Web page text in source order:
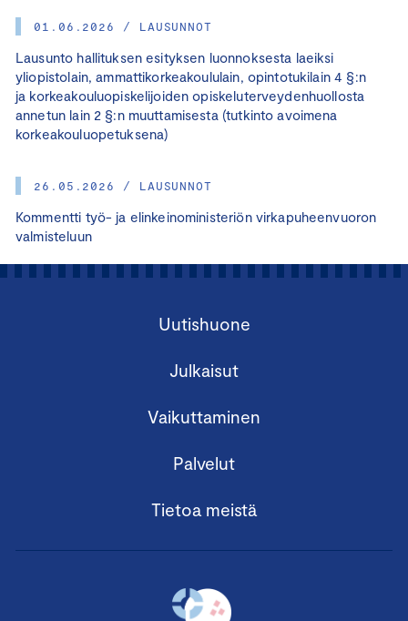
01.06.2026 / LAUSUNNOT
Lausunto hallituksen esityksen luonnoksesta laeiksi
yliopistolain, ammattikorkeakoululain, opintotukilain 4 §:n
ja korkeakouluopiskelijoiden opiskeluterveydenhuollosta
annetun lain 2 §:n muuttamisesta (tutkinto avoimena
korkeakouluopetuksena)
26.05.2026 / LAUSUNNOT
Kommentti työ- ja elinkeinoministeriön virkapuheenvuoron
valmisteluun
Uutishuone
Julkaisut
Vaikuttaminen
Palvelut
Tietoa meistä